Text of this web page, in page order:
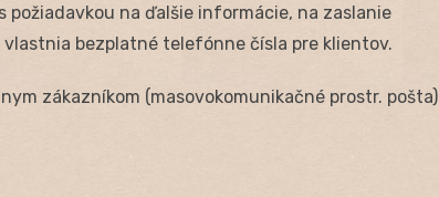
požiadavkou na ďalšie informácie, na zaslanie
bezplatné telefónne čísla pre klientov.
zákazníkom (masovokomunikačné prostr. pošta)